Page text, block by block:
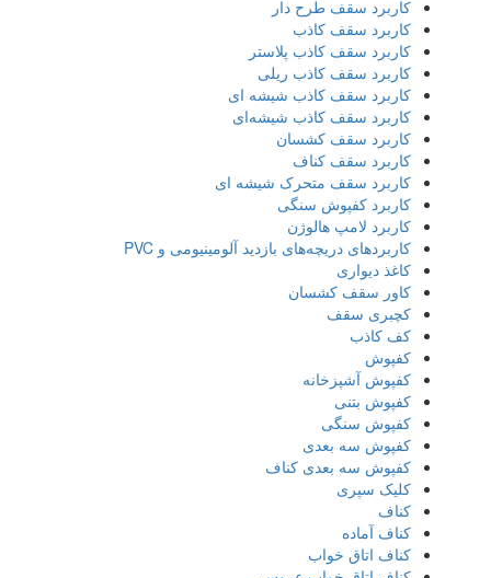
کاربرد سقف طرح دار
کاربرد سقف کاذب
کاربرد سقف کاذب پلاستر
کاربرد سقف کاذب ریلی
کاربرد سقف کاذب شیشه ای
کاربرد سقف کاذب شیشه‌ای
کاربرد سقف کشسان
کاربرد سقف کناف
کاربرد سقف متحرک شیشه ای
کاربرد کفپوش سنگی
کاربرد لامپ هالوژن
کاربردهای دریچه‌های بازدید آلومینیومی و PVC
کاغذ دیواری
کاور سقف کشسان
کچبری سقف
کف کاذب
کفپوش
کفپوش آشپزخانه
کفپوش بتنی
کفپوش سنگی
کفپوش سه بعدی
کفپوش سه بعدی کناف
کلیک سپری
کناف
کناف آماده
کناف اتاق خواب